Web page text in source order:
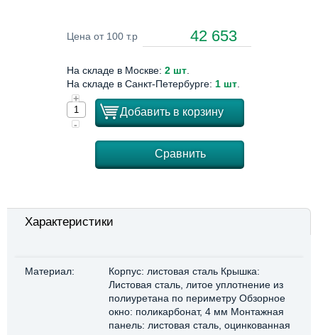
Цена от 100 т.р 42 653
На складе в Москве: 2 шт
На складе в Санкт-Петербурге: 1 шт
+
-
Добавить в корзину
Сравнить
Характеристики
Материал:
Корпус: листовая сталь Крышка:
Листовая сталь, литое уплотнение из
полиуретана по периметру Обзорное
окно: поликарбонат, 4 мм Монтажная
панель: листовая сталь, оцинкованная